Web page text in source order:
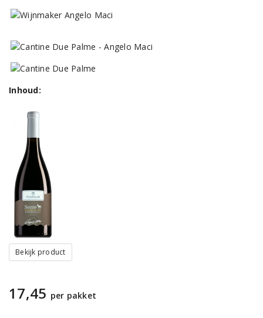
Inhoud:
Bekijk product
17,45 per pakket